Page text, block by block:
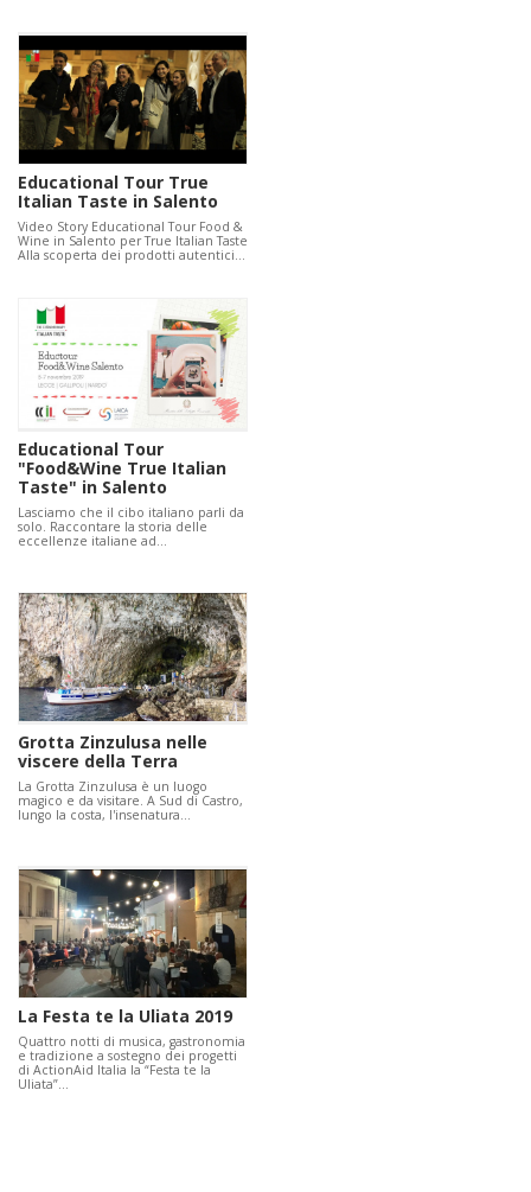
Educational Tour True
Italian Taste in Salento
Video Story Educational Tour Food &
Wine in Salento per True Italian Taste
Alla scoperta dei prodotti autentici…
Educational Tour
"Food&Wine True Italian
Taste" in Salento
Lasciamo che il cibo italiano parli da
solo. Raccontare la storia delle
eccellenze italiane ad…
Grotta Zinzulusa nelle
viscere della Terra
La Grotta Zinzulusa è un luogo
magico e da visitare. A Sud di Castro,
lungo la costa, l'insenatura…
La Festa te la Uliata 2019
Quattro notti di musica, gastronomia
e tradizione a sostegno dei progetti
di ActionAid Italia la “Festa te la
Uliata”…